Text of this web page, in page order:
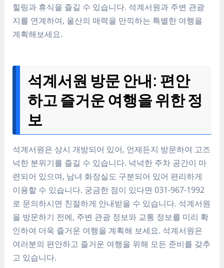
힐링과 휴식을 즐길 수 있습니다. 석계서원과 주변 관광
지를 연계하여, 울산의 매력을 만끽하는 특별한 여행을
계획해보세요.
석계서원 방문 안내: 편안
하고 즐거운 여행을 위한 정
보
석계서원은 상시 개방되어 있어, 언제든지 방문하여 고즈
넉한 분위기를 즐길 수 있습니다. 넉넉한 주차 공간이 마
련되어 있으며, 남녀 화장실도 구분되어 있어 편리하게
이용할 수 있습니다. 궁금한 점이 있다면 031-967-1992
로 문의하시면 친절하게 안내받을 수 있습니다. 석계서원
을 방문하기 전에, 주변 관광 정보와 교통 정보를 미리 확
인하여 더욱 즐거운 여행을 계획해 보세요. 석계서원은
여러분의 편안하고 즐거운 여행을 위해 모든 준비를 갖추
고 있습니다.